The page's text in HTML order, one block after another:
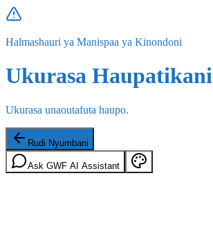
Halmashauri ya Manispaa ya Kinondoni
Ukurasa Haupatikani
Ukurasa unaoutafuta haupo.
Rudi Nyumbani
Ask GWF AI Assistant